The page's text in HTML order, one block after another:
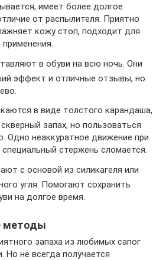
имеет более долгое
от распылителя. Приятно
кожу стоп, подходит для
в обуви на всю ночь. Они
эффект и отличные отзывы, но
в виде толстого карандаша,
запах, но пользоваться
Одно неаккуратное движение при
стержень сломается.
с основой из силикагеля или
угля. Помогают сохранить
на долгое время.
методы
запаха из любимых сапог
Но не всегда получается